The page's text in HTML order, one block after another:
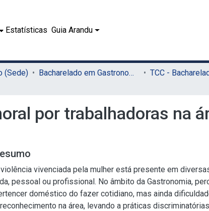
Estatísticas Guia Arandu
(Sede) Bacharelado em Gastronomia (Sede)
por trabalhadoras na
vivenciada pela mulher está presente em
pessoal ou profissional. No âmbito da Gastronomia,
doméstico do fazer cotidiano, mas ainda
na área, levando a práticas